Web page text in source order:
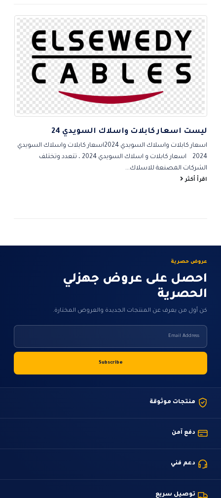
ليست اسعار كابلات واسلاك السويدي 24
اسعار كابلات واسلاك السويدي 2024اسعار كابلات واسلاك السويدي
2024 اسعار كابلات و اسلاك السويدي 2024 ، تتعدد وتختلف
الشركات المصنعة للاسلاك...
اقرأ أكثر
عروض حصرية
احصل على عروض جهزلي
الحصرية
كن أول من يعرف عن المنتجات الجديدة والعروض المختارة.
منتجات موثوقة
دفع آمن
دعم فني
توصيل سريع